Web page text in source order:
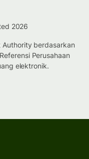
2026
Authority berdasarkan
Perusahaan
elektronik.